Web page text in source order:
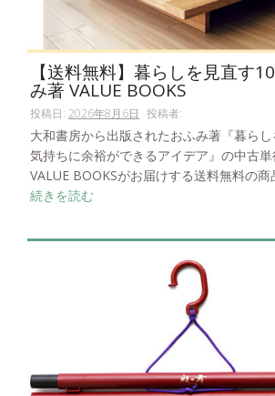
【送料無料】暮らしを見直す
み著 VALUE BOOKS
投稿日: 2026年8月6日 投稿者:
大和書房から出版されたおふみ著『暮ら
気持ちに余裕ができるアイデア』の中古単
VALUE BOOKSがお届けする送料無料の商
続きを読む